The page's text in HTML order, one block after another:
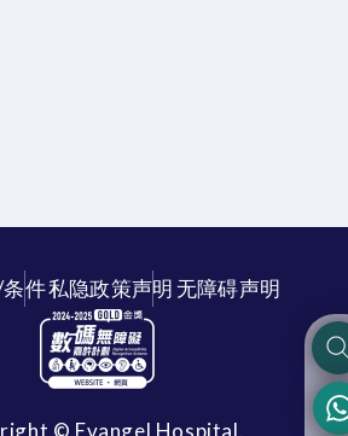
件私隐政策声明无障碍声明
© Evangel Hospital.